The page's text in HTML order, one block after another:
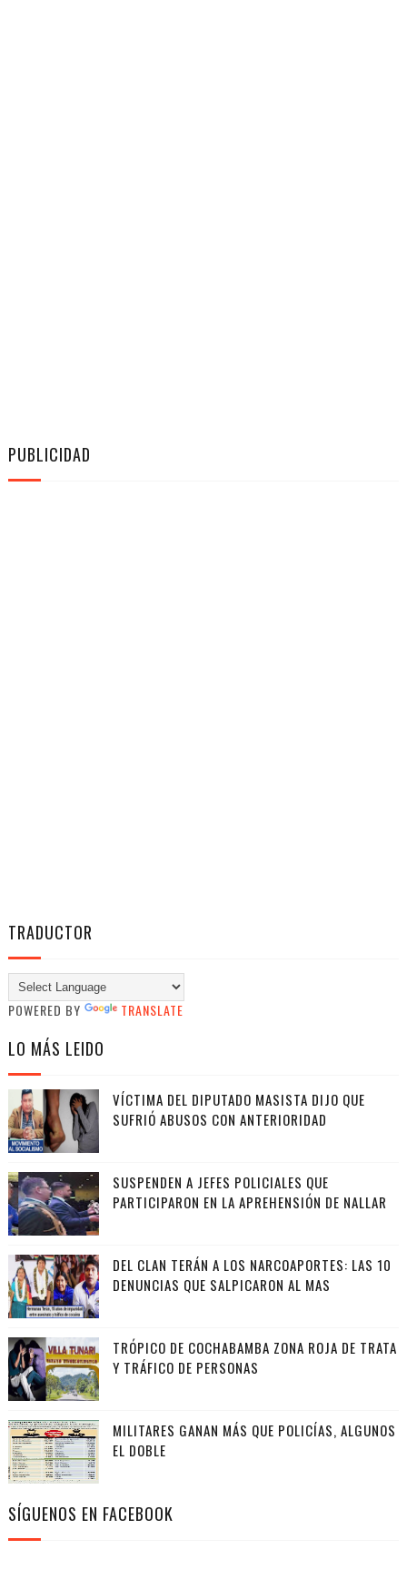
PUBLICIDAD
TRADUCTOR
POWERED BY TRANSLATE
LO MÁS LEIDO
VÍCTIMA DEL DIPUTADO MASISTA DIJO QUE
SUFRIÓ ABUSOS CON ANTERIORIDAD
SUSPENDEN A JEFES POLICIALES QUE
PARTICIPARON EN LA APREHENSIÓN DE NALLAR
DEL CLAN TERÁN A LOS NARCOAPORTES: LAS 10
DENUNCIAS QUE SALPICARON AL MAS
TRÓPICO DE COCHABAMBA ZONA ROJA DE TRATA
Y TRÁFICO DE PERSONAS
MILITARES GANAN MÁS QUE POLICÍAS, ALGUNOS
EL DOBLE
SÍGUENOS EN FACEBOOK